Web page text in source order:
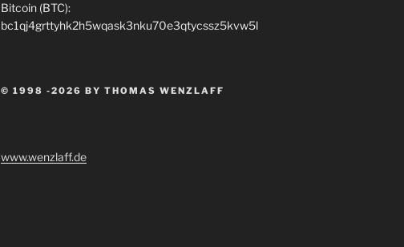
Bitcoin (BTC):
bc1qj4grttyhk2h5wqask3nku70e3qtycssz5kvw5l
© 1998 -2026 BY THOMAS WENZLAFF
www.wenzlaff.de